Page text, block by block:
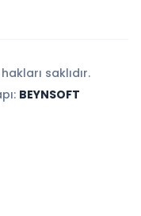
saklıdır.
BEYNSOFT